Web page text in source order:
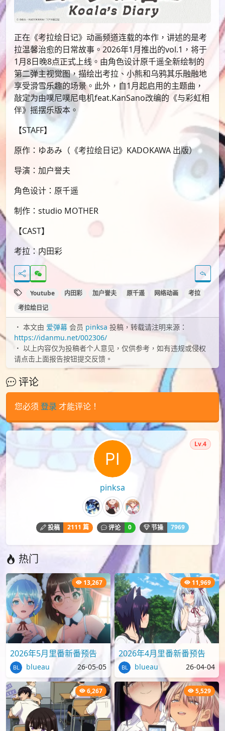
正在《考拉绘日记》动画频道连载的本作，讲述的是考
拉温馨治愈的日常故事。2026年1月推出的vol.1，将于
1月8日晚8点正式上线。由角色设计原千遥全新绘制的
第二弹主视觉图，描绘出考拉、小熊和乌鸦其乐融融地
享受滑雪乐趣的场景。此外，自1月起启用的主题曲，
敲定为由噗尼噗尼电机feat.KanSano改编的《与彩虹相
伴》摇摆乐版本。
【STAFF】
原作：ゆあみ（《考拉绘日记》KADOKAWA 出版）
导演：加户誉夫
角色设计：原千遥
制作：studio MOTHER
【CAST】
考拉：内田彩
Youtube 内田彩 加户誉夫 原千遥 网络动画
考拉
考拉绘日记
本文由 爱弹幕 会员 pinksa 投稿，转载请注明来源：
https://idanmu.net/002306/
以上内容仅为投稿者个人意见，仅供参考，如有违规或侵权
请点击上面报告按钮提交反馈。
评论
您必须 登录 才能评论！
pinksa
Lv.4
投稿 2111 篇 评论 0 节操 7969
热门
13,267
2026年5月里番新番预告
blueau 26-05-05
11,969
2026年4月里番新番预告
blueau 26-04-04
6,267 5,529